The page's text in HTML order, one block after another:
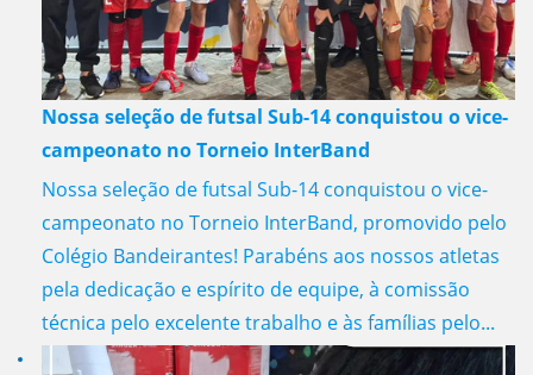
Nossa seleção de futsal Sub-14 conquistou o vice-
campeonato no Torneio InterBand
Nossa seleção de futsal Sub-14 conquistou o vice-
campeonato no Torneio InterBand, promovido pelo
Colégio Bandeirantes! Parabéns aos nossos atletas
pela dedicação e espírito de equipe, à comissão
técnica pelo excelente trabalho e às famílias pelo...